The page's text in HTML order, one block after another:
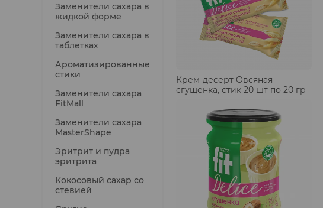
Заменители сахара в
жидкой форме
Заменители сахара в
таблетках
Ароматизированные
стики
Заменители сахара
FitMall
Заменители сахара
MasterShape
Эритрит и пудра
эритрита
Кокосовый сахар со
стевией
Крем-десерт Овсяная
сгущенка, стик 20 шт по 20 гр